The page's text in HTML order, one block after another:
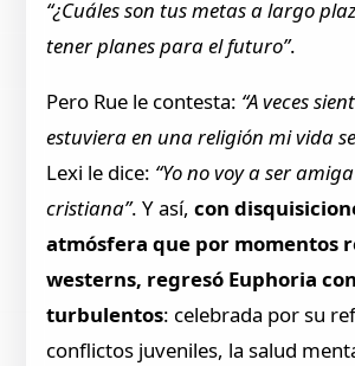
“¿Cuáles son tus metas a largo
tener planes para el futuro”.
Pero Rue le contesta: “A veces
estuviera en una religión mi vida
Lexi le dice: “Yo no voy a ser
cristiana”. Y así,con
atmósfera que por momentos
westerns, regresó Euphoria
turbulentos: celebrada por su
conflictos juveniles, la salud